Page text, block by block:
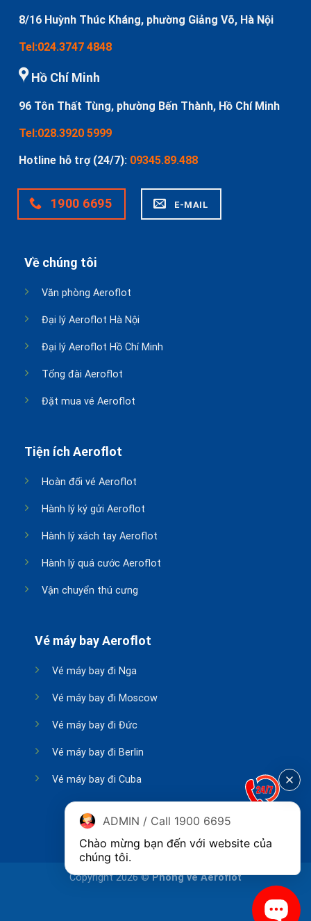
8/16 Huỳnh Thúc Kháng, phường Giảng Võ, Hà Nội
Tel:024.3747 4848
Hồ Chí Minh
96 Tôn Thất Tùng, phường Bến Thành, Hồ Chí Minh
Tel:028.3920 5999
Hotline hỗ trợ (24/7): 09345.89.488
1900 6695 E-MAIL
Về chúng tôi
Văn phòng Aeroflot
Đại lý Aeroflot Hà Nội
Đại lý Aeroflot Hồ Chí Minh
Tổng đài Aeroflot
Đặt mua vé Aeroflot
Tiện ích Aeroflot
Hoàn đổi vé Aeroflot
Hành lý ký gửi Aeroflot
Hành lý xách tay Aeroflot
Hành lý quá cước Aeroflot
Vận chuyển thú cưng
Vé máy bay Aeroflot
Vé máy bay đi Nga
Vé máy bay đi Moscow
Vé máy bay đi Đức
Vé máy bay đi Berlin
Vé máy bay đi Cuba
Copyright 2026 ©Phòng vé Aeroflot
ADMIN / Call 1900 6695
Chào mừng bạn đến với website của
chúng tôi.